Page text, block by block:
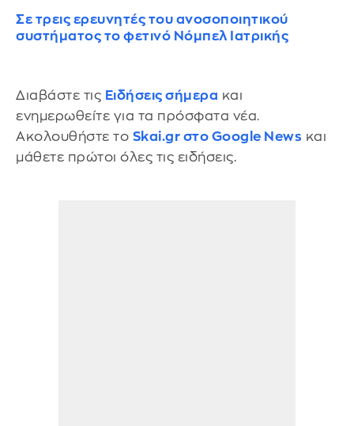
Σε τρεις ερευνητές του ανοσοποιητικού
συστήματος το φετινό Νόμπελ Ιατρικής
Διαβάστε τις Ειδήσεις σήμερα και
ενημερωθείτε για τα πρόσφατα νέα.
Ακολουθήστε το Skai.gr στο Google News και
μάθετε πρώτοι όλες τις ειδήσεις.